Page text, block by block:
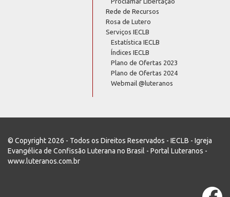
Rede de Recursos
Rosa de Lutero
Serviços IECLB
Estatística IECLB
Índices IECLB
Plano de Ofertas 2023
Plano de Ofertas 2024
Webmail @luteranos
© Copyright 2026 - Todos os Direitos Reservados - IECLB - Igreja
Evangélica de Confissão Luterana no Brasil - Portal Luteranos -
www.luteranos.com.br